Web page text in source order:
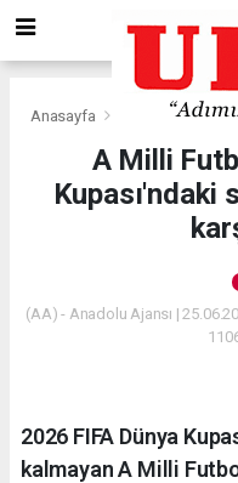
Anasayfa
A Milli
Kupası'ndaki
(AA) - Anadolu Ajansı |
2026 FIFA Dünya
kalmayan A Milli